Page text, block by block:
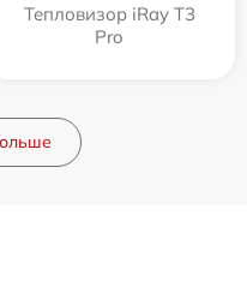
Тепловизор iRay T3
Pro